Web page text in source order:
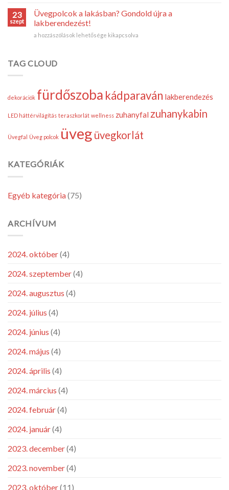
lakásban
bejegyzéshez
készített
zuhanyfallal
egyedi
terek
bejegyzéshez
23
szept
Üvegpolcok a lakásban? Gondold újra a
lakberendezést!
Üvegpolcok
Gondold
bejegyzéshez
a hozzászólások lehetősége kikapcsolva
TAG CLOUD
dekorációk fürdőszoba kádparaván lakberendezés
LED háttérvilágítás teraszkorlát wellness zuhanyfal zuhanykabin
Üvegfal Üveg polcok üveg üvegkorlát
KATEGÓRIÁK
Egyéb kategória(75)
ARCHÍVUM
2024. október(4)
2024. szeptember(4)
2024. augusztus (4)
2024. július (4)
2024. június (4)
2024. május (4)
2024. április (4)
2024. március (4)
2024. február(4)
2024. január(4)
2023. december(4)
2023. november(4)
2023. október(11)